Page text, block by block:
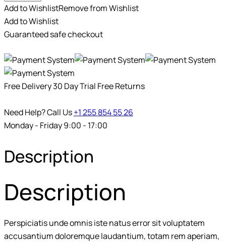
Add to WishlistRemove from Wishlist
Add to Wishlist
Guaranteed safe checkout
Free Delivery30 Day Trial Free Returns
Need Help? Call Us+1 255 854 55 26
Monday - Friday 9:00 - 17:00
Description
Description
Perspiciatis unde omnis iste natus error sit voluptatem
accusantium doloremque laudantium, totam rem aperiam,